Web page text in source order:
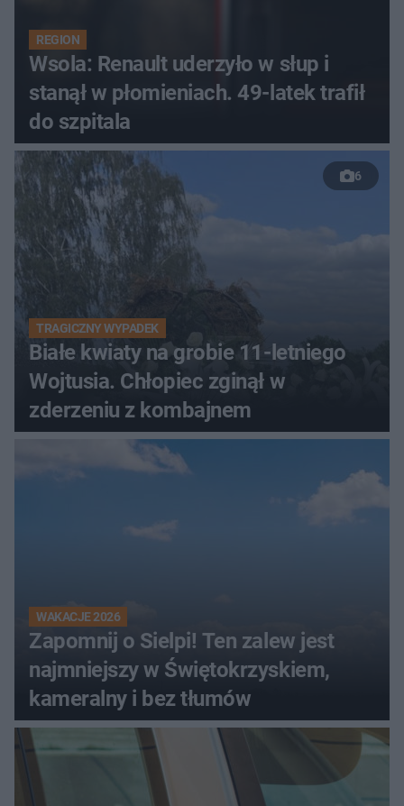
REGION
Wsola: Renault uderzyło w słup i
stanął w płomieniach. 49-latek trafił
do szpitala
6
TRAGICZNY WYPADEK
Białe kwiaty na grobie 11-letniego
Wojtusia. Chłopiec zginął w
zderzeniu z kombajnem
WAKACJE 2026
Zapomnij o Sielpi! Ten zalew jest
najmniejszy w Świętokrzyskiem,
kameralny i bez tłumów